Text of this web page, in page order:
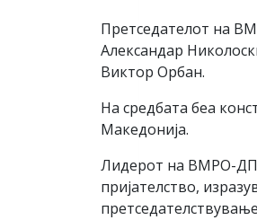
Претседателот на
Александар
Виктор Орбан.
На средбата беа
Македонија.
Лидерот на ВМРО-
пријателство,